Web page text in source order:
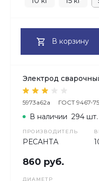
В корзину
Электрод
5973a62a ГОСТ 9467-75
ПРОИЗВОДИТЕЛЬ
РЕСАНТА
В наличии 294 шт.
860 руб.
ДИАМЕТР